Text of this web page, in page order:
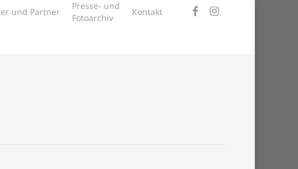
und Partner
Presse- und
Fotoarchiv
Kontakt facebookinstagram